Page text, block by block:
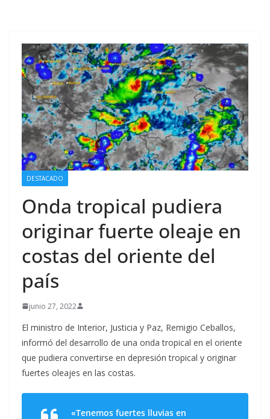
DESTACADO
Onda tropical pudiera
originar fuerte oleaje en
costas del oriente del
país
junio 27, 2022
El ministro de Interior, Justicia y Paz, Remigio Ceballos,
informó del desarrollo de una onda tropical en el oriente
que pudiera convertirse en depresión tropical y originar
fuertes oleajes en las costas.
«Tenemos fuertes lluvias en